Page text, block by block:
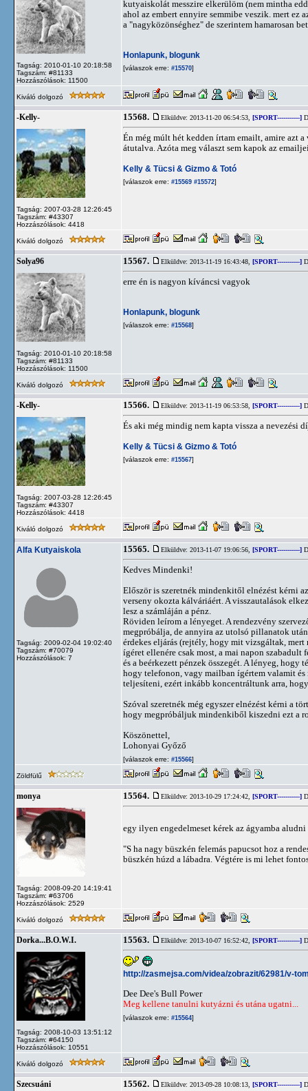
Tagság: 2010-01-10 20:18:58
Tagszám: #81133
Hozzászólások: 11500
kutyaiskolát messzire elkerülöm (nem mintha
ahol az embert ennyire semmibe veszik. mert
a "nagyközönséghez" de szerintem hamarosan
Honlapunk, blogunk
[válaszok erre: #15570]
Kiváló dolgozó
-Kelly-
Tagság: 2007-03-28 12:26:45
Tagszám: #43307
Hozzászólások: 4418
15568. Elküldve: 2013-11-20 06:54:53, [SPORT-----------]
Én még múlt hét kedden írtam emailt, amire azt
átutalva. Azóta meg választ sem kapok az
Kelly & Tücsi & Gizmo & Totó
[válaszok erre: #15569 #15572]
Kiváló dolgozó
Solya96
Tagság: 2010-01-10 20:18:58
Tagszám: #81133
Hozzászólások: 11500
15567. Elküldve: 2013-11-19 16:43:48, [SPORT-----------]
erre én is nagyon kíváncsi vagyok
Honlapunk, blogunk
[válaszok erre: #15568]
Kiváló dolgozó
-Kelly-
Tagság: 2007-03-28 12:26:45
Tagszám: #43307
Hozzászólások: 4418
15566. Elküldve: 2013-11-19 06:53:58, [SPORT-----------]
És aki még mindig nem kapta vissza a nevezési
Kelly & Tücsi & Gizmo & Totó
[válaszok erre: #15567]
Kiváló dolgozó
Alfa Kutyaiskola
Tagság: 2009-02-04 19:02:40
Tagszám: #70079
Hozzászólások: 7
15565. Elküldve: 2013-11-07 19:06:56, [SPORT-----------]
Kedves Mindenki!
Először is szeretnék mindenkitől elnézést kérni
verseny okozta kálváriáért. A visszautalások
lesz a számláján a pénz.
Röviden leírom a lényeget. A rendezvény
megpróbálja, de annyira az utolsó pillanatok
érdekes eljárás (rejtély, hogy mit vizsgáltak,
ígéret ellenére csak most, a mai napon
és a beérkezett pénzek összegét. A lényeg,
hogy telefonon, vagy mailban ígértem valamit
teljesíteni, ezért inkább koncentráltunk arra,
Szóval szeretnék még egyszer elnézést kérni a
hogy megpróbáljuk mindenkiből kiszedni ezt a
Köszönettel,
Lohonyai Győző
[válaszok erre: #15566]
Zöldfülű
monya
Tagság: 2008-09-20 14:19:41
Tagszám: #63706
Hozzászólások: 2529
15564. Elküldve: 2013-10-29 17:24:42, [SPORT-----------]
egy ilyen engedelmeset kérek az ágyamba aludni
"S ha nagy büszkén felemás papucsot hoz a
büszkén húzd a lábadra. Végtére is mi lehet
Kiváló dolgozó
Dorka...B.O.W.I.
Tagság: 2008-10-03 13:51:12
Tagszám: #64150
Hozzászólások: 10551
15563. Elküldve: 2013-10-07 16:52:42, [SPORT-----------]
http://zasmejsa.com/videa/zobrazit/62981/v-
Dee Dee's Bull Power
Meg kellene tanulni kutyázni és utána ugatni...
[válaszok erre: #15564]
Kiváló dolgozó
Szecsuáni 15562. Elküldve: 2013-09-28 10:08:13, [SPORT-----------]